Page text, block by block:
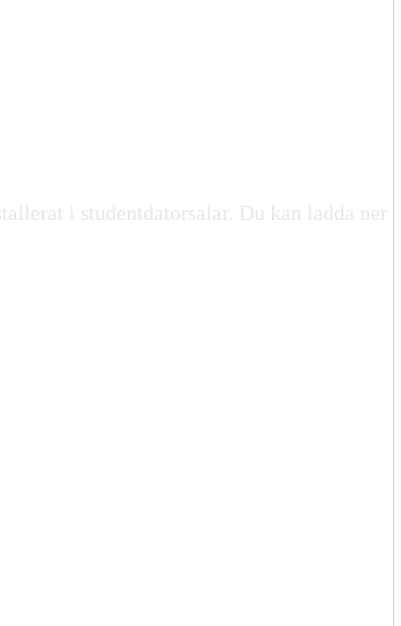
i studentdatorsalar. Du kan ladda ner